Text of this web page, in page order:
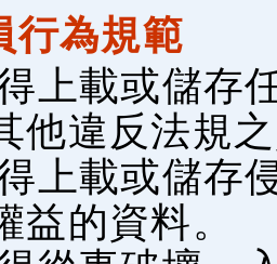
行為規範
上載或儲存
他違反法規
上載或儲存
益的資料。